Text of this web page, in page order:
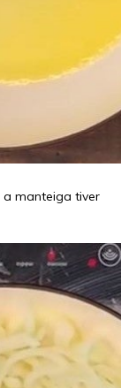
a manteiga tiver